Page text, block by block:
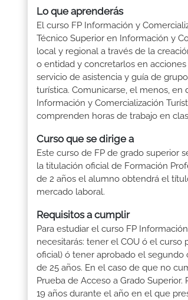
Lo que aprenderás
El curso FP Información y
Técnico Superior en Información y
local y regional a través de la
o entidad y concretarlos en
servicio de asistencia y guía de
turística. Comunicarse, el menos,
Información y Comercialización
comprenden horas de trabajo en
Curso que se dirige a
Este curso de FP de grado superior
la titulación oficial de Formación
de 2 años el alumno obtendrá el
mercado laboral.
Requisitos a cumplir
Para estudiar el curso FP
necesitarás: tener el COU ó el curso
oficial) ó tener aprobado el segundo
de 25 años. En el caso de que no
Prueba de Acceso a Grado
19 años durante el año en el que